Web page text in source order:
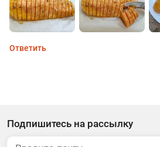
Ответить
Подпишитесь на рассылку